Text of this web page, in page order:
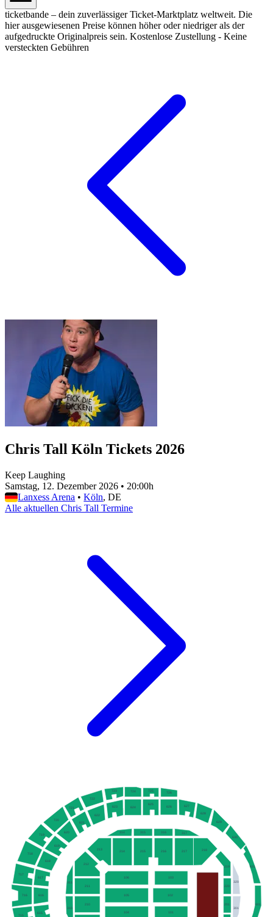
ticketbande – dein zuverlässiger Ticket-Marktplatz weltweit. Die
hier ausgewiesenen Preise können höher oder niedriger als der
aufgedruckte Originalpreis sein. Kostenlose Zustellung - Keine
versteckten Gebühren
Chris Tall Köln Tickets 2026
Keep Laughing
Samstag, 12. Dezember 2026 • 20:00h
Lanxess Arena • Köln, DE
Alle aktuellen Chris Tall Termine
726
725
724
723
722
721
720
719
718
717
716
715
631
630
629
628
627
626
625
624
623
622
621
620
619
618
617
616
615
601
317
316
315
314
320
311
310 301
220
219
218
217
216
215
214
213
212
211
210 201
101
102
103
104
105
106